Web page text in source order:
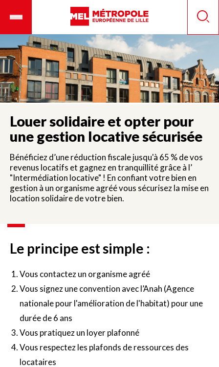
principal
mobile
Louer solidaire et opter pour
une gestion locative sécurisée
Bénéficiez d’une réduction fiscale jusqu'à 65 % de vos
revenus locatifs et gagnez en tranquillité grâce à l’
"Intermédiation locative" ! En confiant votre bien en
gestion à un organisme agréé vous sécurisez la mise en
location solidaire de votre bien.
Le principe est simple :
Vous contactez un organisme agréé
Vous signez une convention avec l’Anah (Agence
nationale pour l'amélioration de l'habitat) pour une
durée de 6 ans
Vous pratiquez un loyer plafonné
Vous respectez les plafonds de ressources des
locataires
Panneau de gestion des cookies